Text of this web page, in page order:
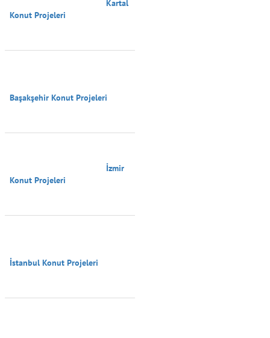
Konut Projeleri
Başakşehir Konut Projeleri
Konut Projeleri
İstanbul Konut Projeleri